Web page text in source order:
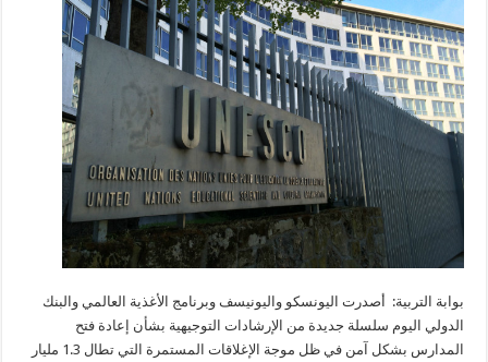
بوابة التربية: أصدرت اليونسكو واليونيسف وبرنامج الأغذية العالمي والبنك
الدولي اليوم سلسلة جديدة من الإرشادات التوجيهية بشأن إعادة فتح
المدارس بشكل آمن في ظل موجة الإغلاقات المستمرة التي تطال 1.3 مليار